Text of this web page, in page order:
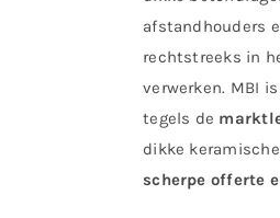
afstandhouders
rechtstreeks in
verwerken. MBI
tegels de
dikke
scherpe offerte